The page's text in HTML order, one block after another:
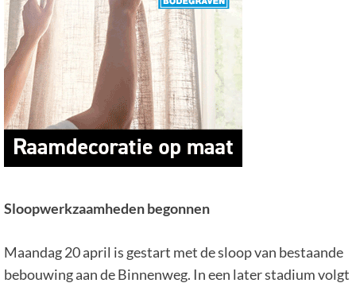
Sloopwerkzaamheden begonnen
Maandag 20 april is gestart met de sloop van bestaande
bebouwing aan de Binnenweg. In een later stadium volgt